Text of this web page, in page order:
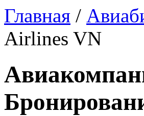
Главная /
Airlines VN